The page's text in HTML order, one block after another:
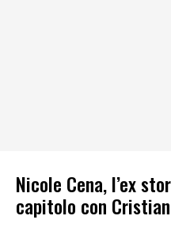
Nicole Cena, l’ex
capitolo con Cristian